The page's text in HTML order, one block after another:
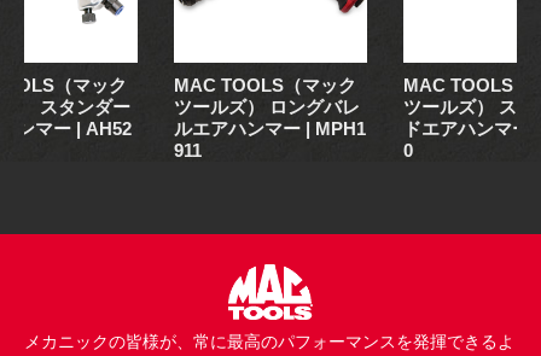
（マック
） スタンダー
ンマー | AH52
MAC TOOLS（マック
ツールズ） ロングバレ
ルエアハンマー | MPH1
911
MAC TOOLS（
ツールズ） スタ
ドエアハンマー
0
メカニックの皆様が、常に最高のパフォーマンスを発揮できるよ